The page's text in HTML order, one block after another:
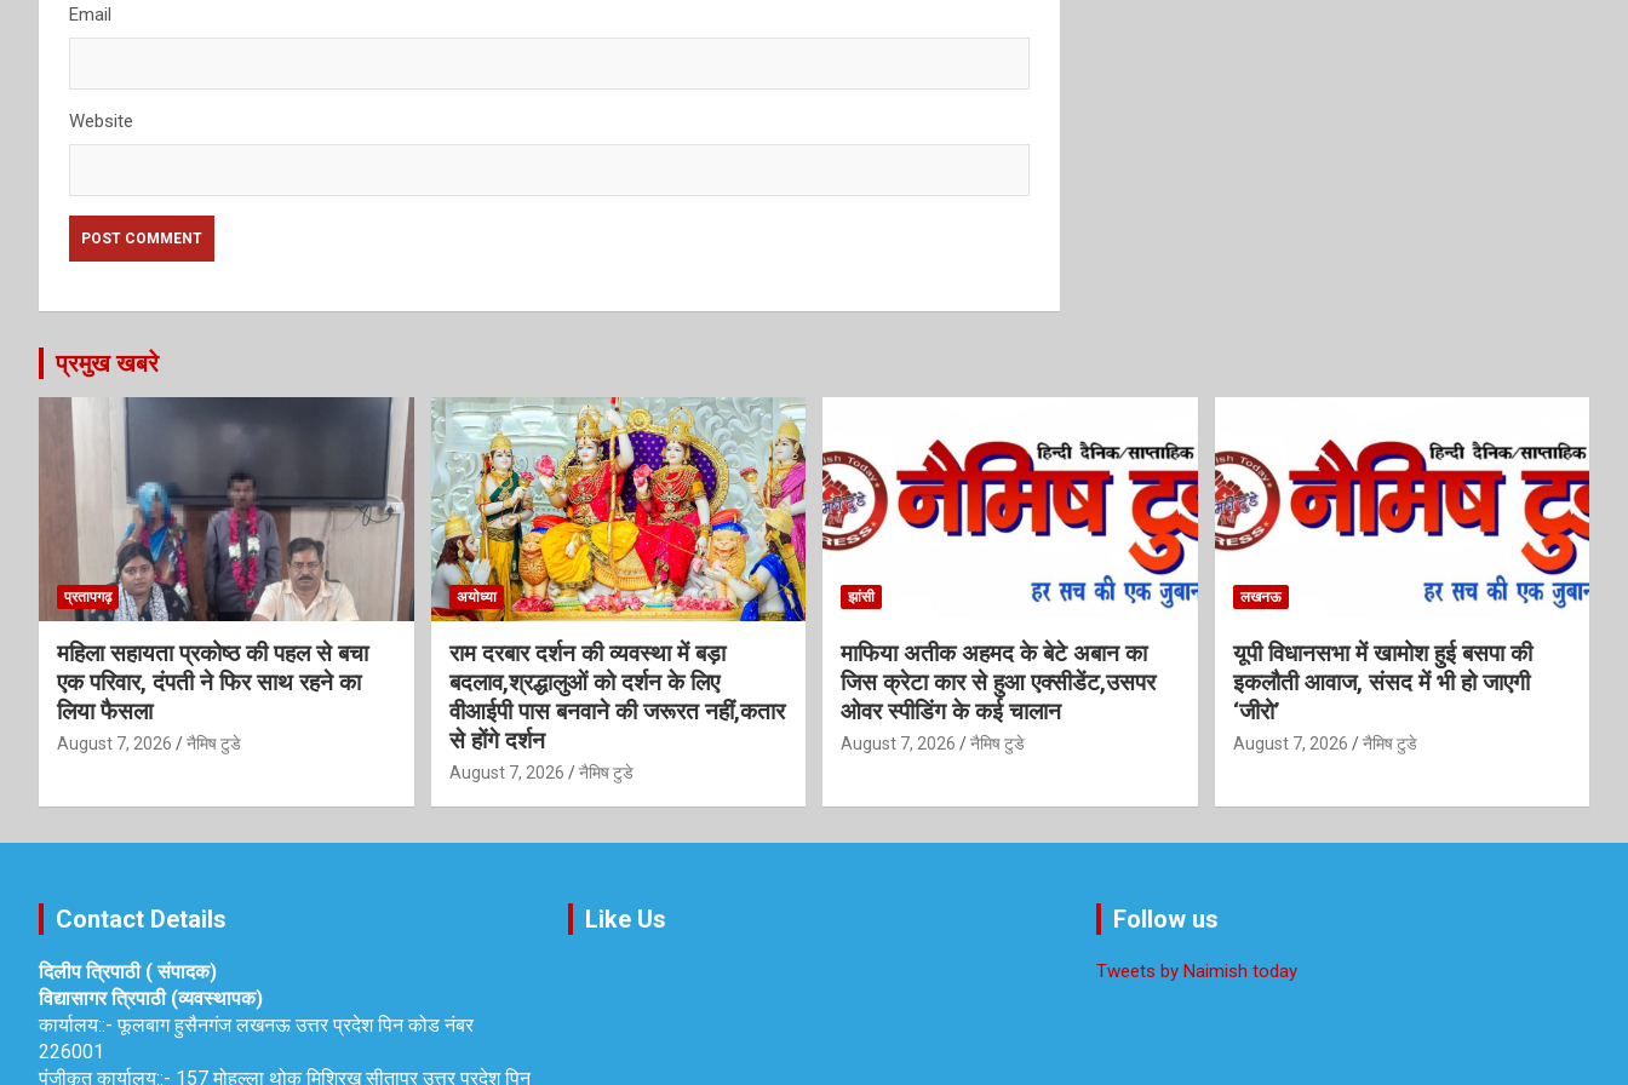
Email
Website
प्रमुख खबरे
प्रतापगढ़
महिला सहायता प्रकोष्ठ की पहल से बचा
एक परिवार, दंपती ने फिर साथ रहने का
लिया फैसला
August 7, 2026 नैमिष टुडे
अयोध्या
राम दरबार दर्शन की व्यवस्था में बड़ा
बदलाव,श्रद्धालुओं को दर्शन के लिए
वीआईपी पास बनवाने की जरूरत नहीं,कतार
से होंगे दर्शन
August 7, 2026 नैमिष टुडे
झांसी
माफिया अतीक अहमद के बेटे अबान का
जिस क्रेटा कार से हुआ एक्सीडेंट,उसपर
ओवर स्पीडिंग के कई चालान
August 7, 2026 नैमिष टुडे
लखनऊ
यूपी विधानसभा में खामोश हुई बसपा की
इकलौती आवाज, संसद में भी हो जाएगी
‘जीरो’
August 7, 2026 नैमिष टुडे
Contact Details
दिलीप त्रिपाठी ( संपादक)
विद्यासागर त्रिपाठी (व्यवस्थापक)
कार्यालय::-फूलबाग हुसैनगंज लखनऊ उत्तर प्रदेश पिन कोड नंबर
226001
पंजीकृत कार्यालय::- 157 मोहल्ला थोक मिश्रिख सीतापुर उत्तर प्रदेश पिन
Like Us Follow us
Tweets by Naimish today